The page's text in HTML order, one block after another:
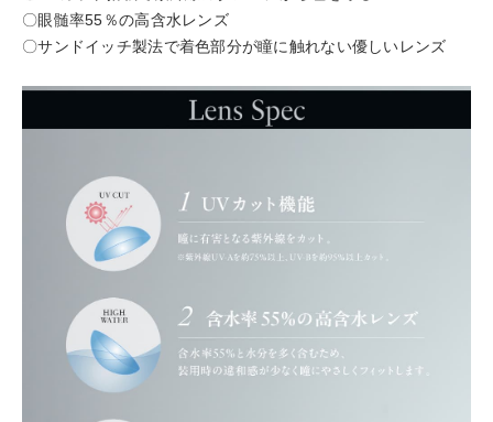
〇眼髄率55％の高含水レンズ
〇サンドイッチ製法で着色部分が瞳に触れない優しいレンズ